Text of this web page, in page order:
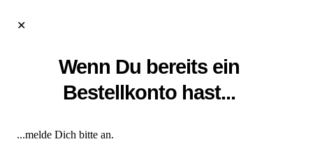
✕
Wenn Du bereits ein
Bestellkonto hast...
...melde Dich bitte an.